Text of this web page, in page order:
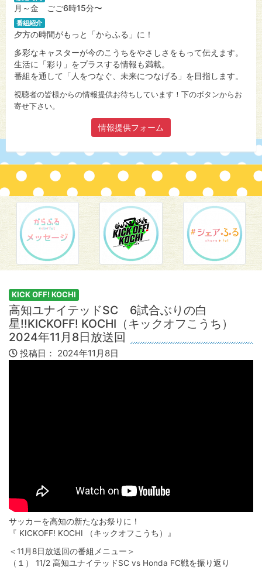
月～金 ごご6時15分〜
番組紹介
夕方の時間がもっと「からふる」に！
多彩なキャスターが今のこうちをやさしさをもって伝えます。
生活に「彩り」をプラスする情報も満載。
番組を通して「人をつなぐ、未来につなげる」を目指します。
視聴者の皆様からの情報提供お待ちしています！下のボタンからお
寄せ下さい。
情報提供フォーム
KICK OFF! KOCHI
高知ユナイテッドSC 6試合ぶりの白
星!!KICKOFF! KOCHI（キックオフこうち）
2024年11月8日放送回
投稿日： 2024年11月8日
サッカーを高知の新たなお祭りに！
『 KICKOFF! KOCHI （キックオフこうち）』
＜11月8日放送回の番組メニュー＞
（１） 11/2 高知ユナイテッドSC vs Honda FC戦を振り返り